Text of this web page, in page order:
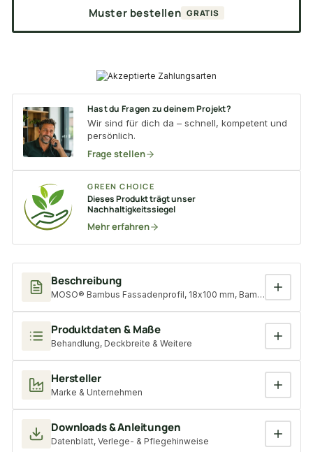
Beschreibung
MOSO® Bambus Fassadenprofil, 18x100 mm, Bamboo X-
Produktdaten & Maße
Behandlung, Deckbreite & Weitere
Hersteller
Marke & Unternehmen
Downloads & Anleitungen
Datenblatt, Verlege- & Pflegehinweise
Muster bestellen GRATIS
Hast du Fragen zu deinem Projekt?
Wir sind für dich da – schnell, kompetent und
persönlich.
Frage stellen
GREEN CHOICE
Dieses Produkt trägt unser
Nachhaltigkeitssiegel
Mehr erfahren